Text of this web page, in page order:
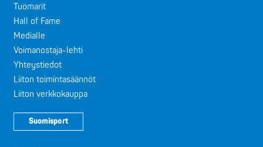
Tuomarit
Hall of Fame
Medialle
Voimanostaja-lehti
Yhteystiedot
Liiton toimintasäännöt
Liiton verkkokauppa
Suomisport